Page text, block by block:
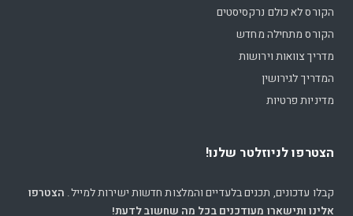
הקורס לא כולם נרקסיסטים
הקורס מתחילה מחדש
מדריך צוואות וירושות
המדריך לגירושין
מדיניות פרטיות
הצטרפו לניוזלטר שלנו!
קבלו עדכונים, תכנים בלעדיים והמלצות חדשות ישירות למייל. הצטרפו
אלינו ותישארו מעודכנים בכל מה שחשוב לדעת!